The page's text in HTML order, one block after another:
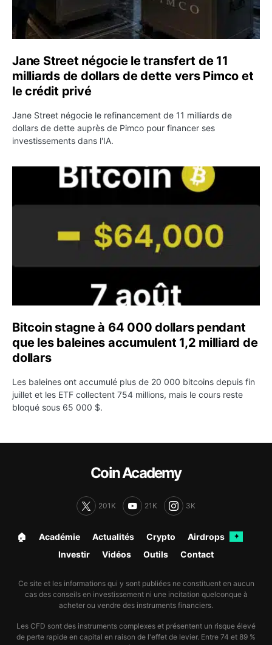
Jane Street négocie le transfert de 11
milliards de dollars de dette vers Pimco et
le crédit privé
Jane Street négocie le refinancement de 11 milliards de
dollars de dette auprès de Pimco pour financer ses
investissements dans l'IA.
Bitcoin stagne à 64 000 dollars pendant que les
Bitcoin stagne à 64 000 dollars pendant
que les baleines accumulent 1,2 milliard de
dollars
Les baleines ont accumulé plus de 20 000 bitcoins depuis fin
juillet et les ETF collectent 754 millions, mais le cours reste
bloqué sous 65 000 $.
Coin Academy
201K 21K 3K
🏠︎ Académie Actualités Crypto Airdrops ✦
Investir Vidéos Outils Contact
Ce site et les informations qui y sont publiées ne constituent en aucun
cas des conseils en investissement ni une incitation quelconque à
acheter ou vendre des instruments financiers.
Les CFD sont des instruments complexes et présentent un risque élevé
de perte rapide en capital en raison de l'effet de levier. Entre 74 et 89 %